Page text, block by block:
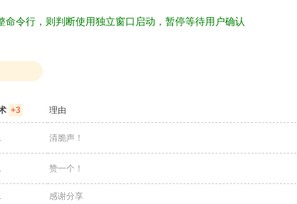
令行，则判断使用独立窗口启动，暂停等待用户确认
+3 理由
清脆声！
赞一个！
感谢分享